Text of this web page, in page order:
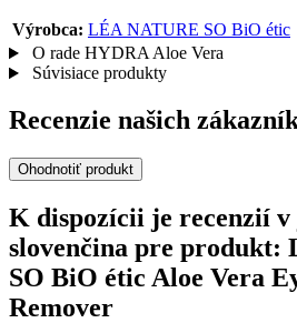
Výrobca: LÉA NATURE SO BiO étic
O rade HYDRA Aloe Vera
Súvisiace produkty
Recenzie našich
Ohodnotiť produkt
K dispozícii je recenzií
slovenčina pre produkt:
SO BiO étic Aloe Vera
Remover